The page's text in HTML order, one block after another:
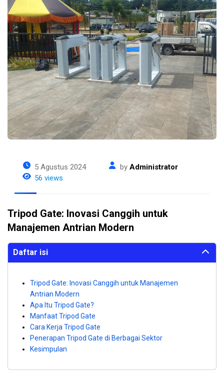
5 Agustus 2024 by Administrator
56 views
Tripod Gate: Inovasi Canggih untuk
Manajemen Antrian Modern
Daftar isi
Tripod Gate: Inovasi Canggih untuk Manajemen
Antrian Modern
Apa Itu Tripod Gate?
Manfaat Tripod Gate
Cara Kerja Tripod Gate
Penerapan Tripod Gate di Berbagai Sektor
Kesimpulan